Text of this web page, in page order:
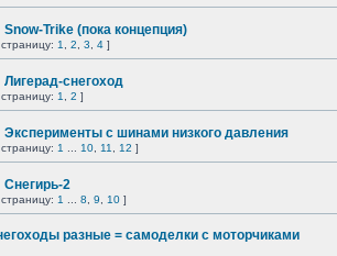
Snow-Trike (пока концепция)
1 2 3 4 ]
Лигерад-снегоход
1 2 ]
Эксперименты с шинами низкого давления
1 10 11 12 ]
Снегирь-2
1 8 9 10 ]
разные = самоделки с моторчиками